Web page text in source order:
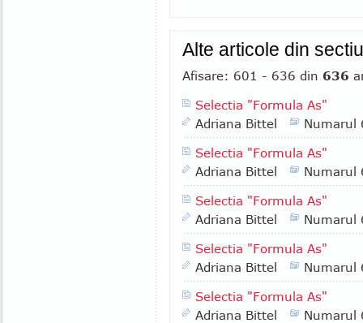
Alte articole din
Afisare: 601 - 636 din 636
Selectia "Formula As"
Adriana Bittel
Numarul
Selectia "Formula As"
Adriana Bittel
Numarul
Selectia "Formula As"
Adriana Bittel
Numarul
Selectia "Formula As"
Adriana Bittel
Numarul
Selectia "Formula As"
Adriana Bittel
Numarul